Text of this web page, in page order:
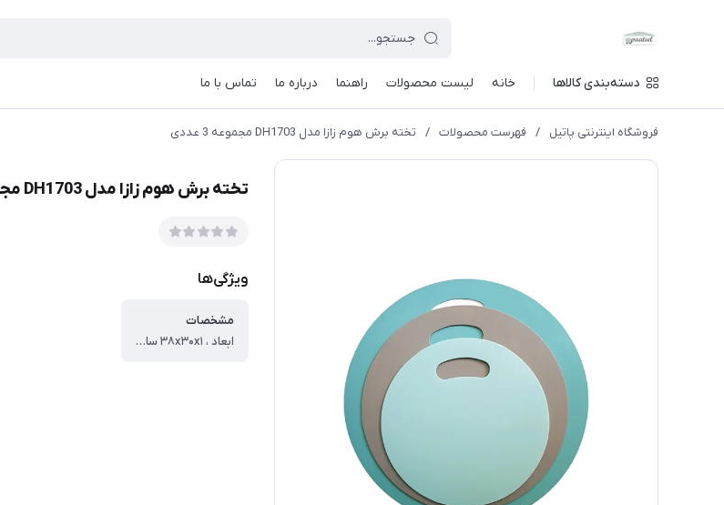
دسته‌بندی کالاها خانه لیست محصولات راهنما درباره ما تماس با ما
فروشگاه اینترنتی پاتیل / فهرست محصولات / تخته برش هوم زازا مدل DH1703 مجموعه 3 عددی
تخته برش هوم زازا مدل DH1703 مجموعه 3 عددی
ویژگی‌ها
مشخصات
ابعاد ، ۳۸x۳۰x۱ سانتی‌متر ، وزن ، ۰.۲۴۰ کیلوگرم ، جنس بدنه ، پلی‌پروپیلن ، امکانات ظاهری ، دسته ، سایر توضیحات ، - طراحی جذاب - کیفیت ساخت فوق العاده - ضد خش - ضد لغزش - بدنه نشکن